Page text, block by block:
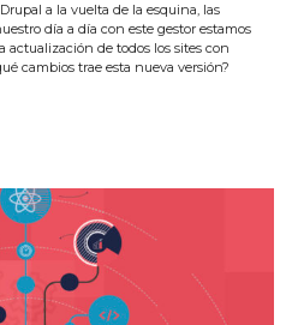
a la vuelta de la esquina, las
día a día con este gestor estamos
de todos los sites con
cambios trae esta nueva versión?